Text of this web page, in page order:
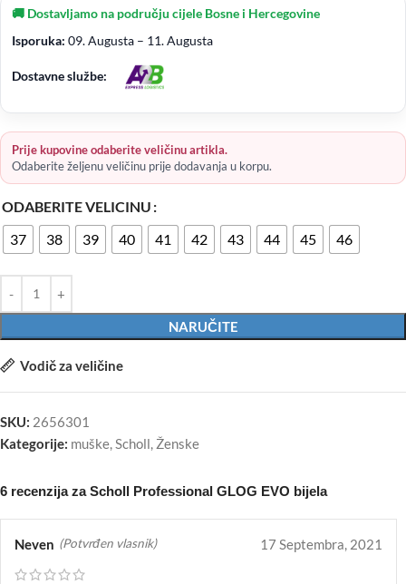
🚚 Dostavljamo na području cijele Bosne i Hercegovine
Isporuka: 09. Augusta – 11. Augusta
Dostavne službe:
Prije kupovine odaberite veličinu artikla.
Odaberite željenu veličinu prije dodavanja u korpu.
ODABERITE VELICINU
37
38 39 40 41 42 43 44 45 46
NARUČITE
Vodič za veličine
SKU: 2656301
Kategorije: muške Scholl Ženske
6 recenzija zaScholl Professional GLOG EVO bijela
Neven (Potvrđen vlasnik) 17 Septembra, 2021